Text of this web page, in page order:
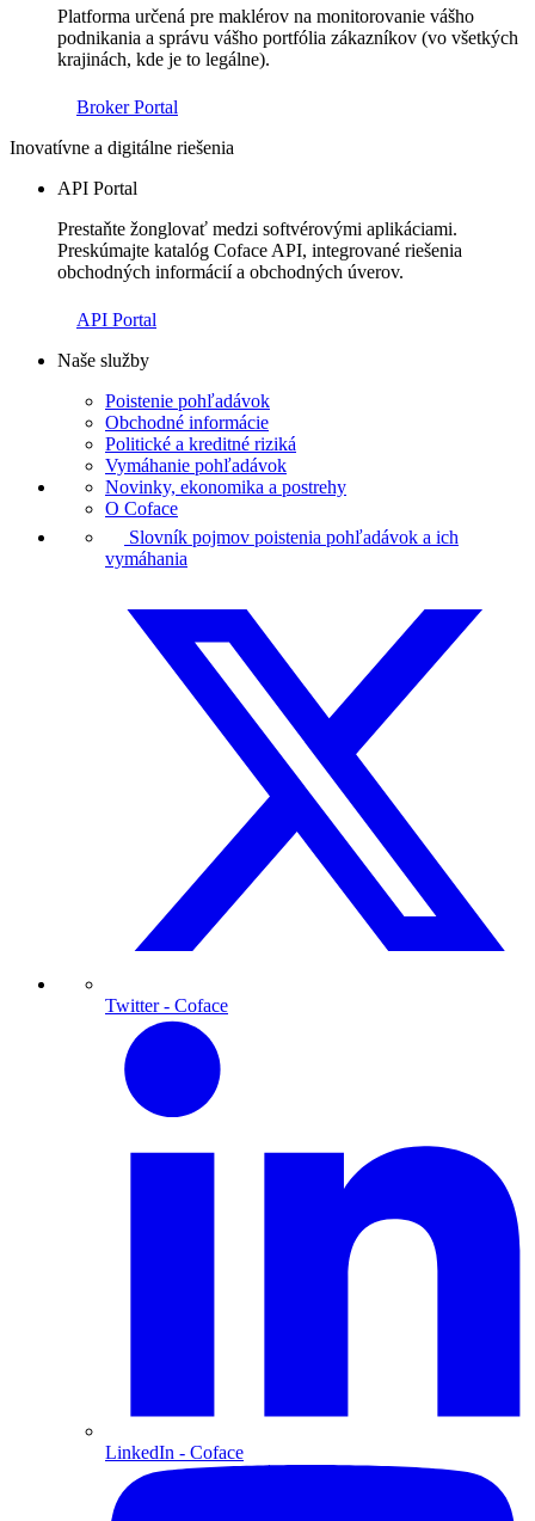
Platforma určená pre maklérov na monitorovanie vášho
podnikania a správu vášho portfólia zákazníkov (vo všetkých
krajinách, kde je to legálne).
Broker Portal
Inovatívne a digitálne riešenia
API Portal
Prestaňte žonglovať medzi softvérovými aplikáciami.
Preskúmajte katalóg Coface API, integrované riešenia
obchodných informácií a obchodných úverov.
API Portal
Naše služby
Poistenie pohľadávok
Obchodné informácie
Politické a kreditné riziká
Vymáhanie pohľadávok
Novinky, ekonomika a postrehy
O Coface
Slovník pojmov poistenia pohľadávok a ich
vymáhania
Twitter- Coface
LinkedIn - Coface